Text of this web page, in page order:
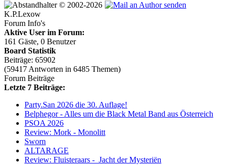
© 2002-2026
K.P.Lexow
Forum Info's
Aktive User im Forum:
161 Gäste, 0 Benutzer
Board Statistik
Beiträge: 65902
(59417 Antworten in 6485 Themen)
Forum Beiträge
Letzte 7 Beiträge:
Party.San 2026 die 30. Auflage!
Belphegor - Alles um die Black Metal Band aus Österreich
PSOA 2026
Review: Mork - Monolitt
Sworn
ALTARAGE
Review: Fluisteraars - Jacht der Mysteriën